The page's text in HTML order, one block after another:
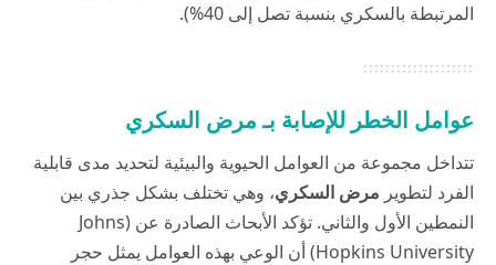
المرتبطة بالسكري بنسبة تصل إلى 40%).
عوامل الخطر للإصابة بـ مرض السكري
تتداخل مجموعة من العوامل الحيوية والبيئية لتحديد مدى قابلية
الفرد لتطوير مرض السكري، وهي تختلف بشكل جذري بين
النمطين الأول والثاني. تؤكد الأبحاث الصادرة عن (Johns
Hopkins University) أن الوعي بهذه العوامل يمثل حجر